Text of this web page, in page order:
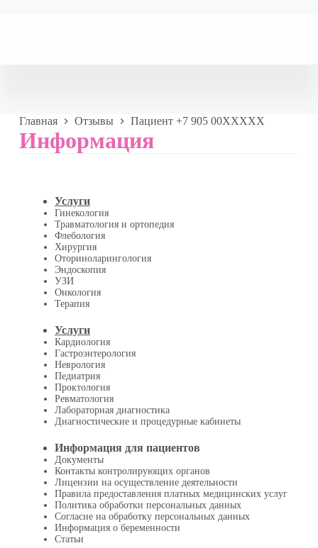
Главная Отзывы Пациент +7 905 00XXXXX
Информация
Услуги
Гинекология
Травматология и ортопедия
Флебология
Хирургия
Оториноларингология
Эндоскопия
УЗИ
Онкология
Терапия
Услуги
Кардиология
Гастроэнтерология
Неврология
Педиатрия
Проктология
Ревматология
Лабораторная диагностика
Диагностические и процедурные кабинеты
Информация для пациентов
Документы
Контакты контролирующих органов
Лицензии на осуществление деятельности
Правила предоставления платных медицинских услуг
Политика обработки персональных данных
Согласие на обработку персональных данных
Информация о беременности
Статьи